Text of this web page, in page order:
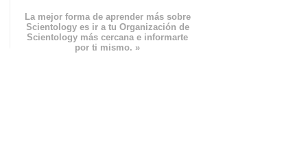
La mejor forma de aprender más sobre
Scientology es ir a tu Organización de
Scientology más cercana e informarte
por ti mismo. »